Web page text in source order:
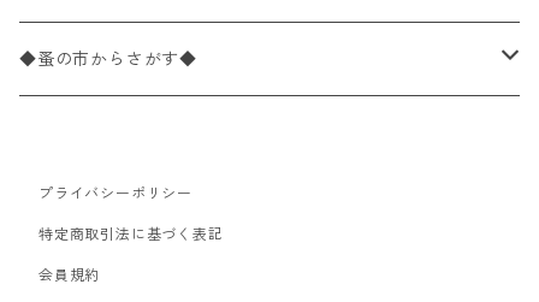
ペーパーリネンナプキン
ワックスペーパー
デコパージュ用品
パック売り
バラ売り
33cm（ラウンド）
海・魚柄
食べ物・フルーツ・野菜・ドリンク柄
食器・カトラリー柄
カクテルサイズ
ランチサイズ
ドイツ製 Paperproducts Design
カクテルサイズ
ランチサイズ
カクテルサイズ
ドイツ製 ti-flair/ティーフレア
ランチサイズ
ドイツ製 PAW/パウ
デコパージュ下地
デコパージュはさみ
3Dデコパージュ
シリコンモールド
トレイ
ポスター・カレンダー
◆蚤の市からさがす◆
北欧雑貨
デコパージュ用品
プライバシーポリシー
特定商取引法に基づく表記
会員規約